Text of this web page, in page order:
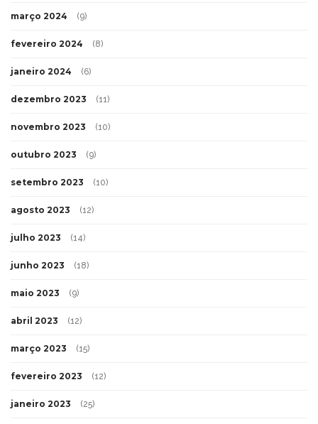
março 2024 (9)
fevereiro 2024 (8)
janeiro 2024 (6)
dezembro 2023 (11)
novembro 2023 (10)
outubro 2023 (9)
setembro 2023 (10)
agosto 2023 (12)
julho 2023 (14)
junho 2023 (18)
maio 2023 (9)
abril 2023 (12)
março 2023 (15)
fevereiro 2023 (12)
janeiro 2023 (25)